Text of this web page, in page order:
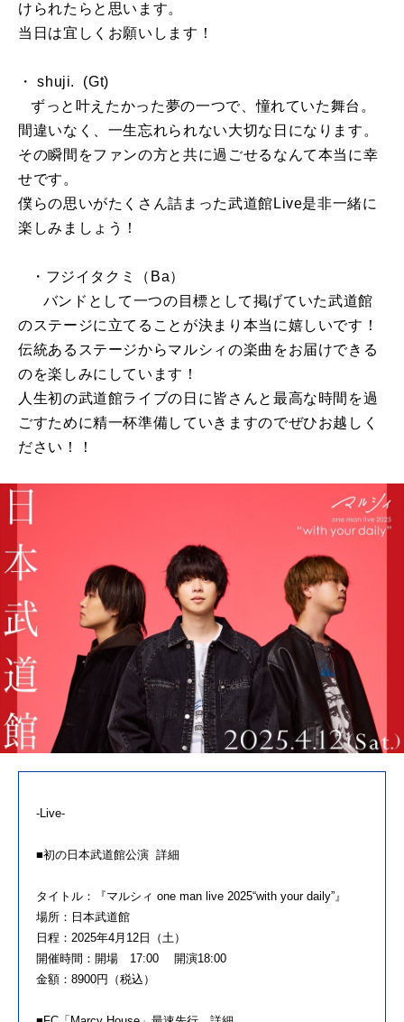
けられたらと思います。
当日は宜しくお願いします！
・ shuji. (Gt)
ずっと叶えたかった夢の一つで、憧れていた舞台。
間違いなく、一生忘れられない大切な日になります。
その瞬間をファンの方と共に過ごせるなんて本当に幸
せです。
僕らの思いがたくさん詰まった武道館Live是非一緒に
楽しみましょう！
・フジイタクミ（Ba）
バンドとして一つの目標として掲げていた武道館
のステージに立てることが決まり本当に嬉しいです！
伝統あるステージからマルシィの楽曲をお届けできる
のを楽しみにしています！
人生初の武道館ライブの日に皆さんと最高な時間を過
ごすために精一杯準備していきますのでぜひお越しく
ださい！！
-Live-
■初の日本武道館公演 詳細
タイトル：『マルシィ one man live 2025“with your daily”』
場所：日本武道館
日程：2025年4月12日（土）
開催時間：開場 17:00 開演18:00
金額：8900円（税込）